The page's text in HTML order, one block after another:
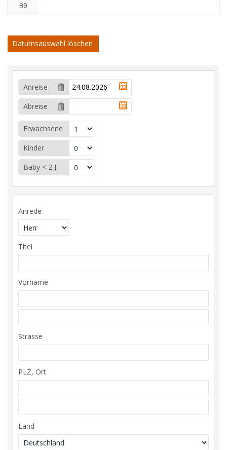
30
Datumsauswahl löschen
Anreise
Abreise
Erwachsene
Kinder
Baby < 2 J.
Anrede
Titel
Vorname
Strasse
PLZ, Ort
Land